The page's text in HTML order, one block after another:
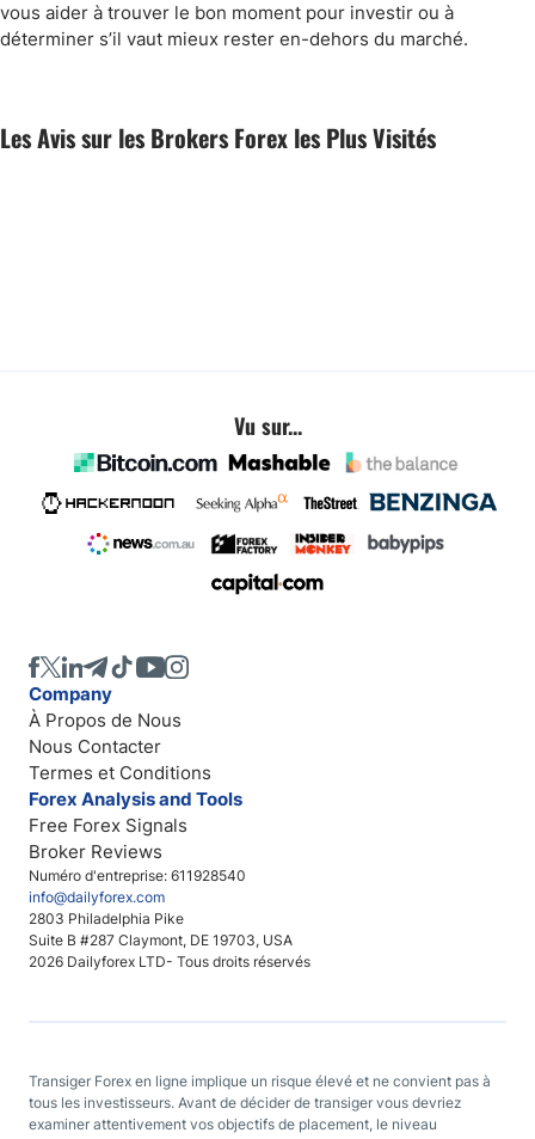
vous aider à trouver le bon moment pour investir ou à
déterminer s’il vaut mieux rester en-dehors du marché.
Les Avis sur les Brokers Forex les Plus Visités
Vu sur...
Numéro d'entreprise: 611928540
info@dailyforex.com
2803 Philadelphia Pike
Suite B #287 Claymont, DE 19703, USA
2026 Dailyforex LTD- Tous droits réservés
Company
À Propos de Nous
Nous Contacter
Termes et Conditions
Forex Analysis and Tools
Free Forex Signals
Broker Reviews
Transiger Forex en ligne implique un risque élevé et ne convient pas à
tous les investisseurs. Avant de décider de transiger vous devriez
examiner attentivement vos objectifs de placement, le niveau